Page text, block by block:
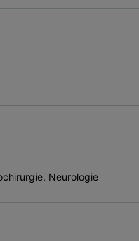
Neurologie